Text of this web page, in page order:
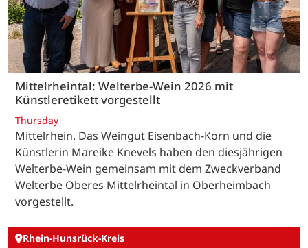
Mittelrheintal: Welterbe-Wein 2026 mit
Künstleretikett vorgestellt
Thursday
Mittelrhein. Das Weingut Eisenbach-Korn und die
Künstlerin Mareike Knevels haben den diesjährigen
Welterbe-Wein gemeinsam mit dem Zweckverband
Welterbe Oberes Mittelrheintal in Oberheimbach
vorgestellt.
Rhein-Hunsrück-Kreis